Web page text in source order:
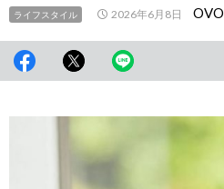
ライフスタイル 2026年6月8日 OVO